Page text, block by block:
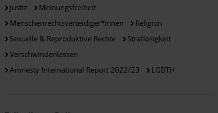
Justiz
Meinungsfreiheit
Menschenrechtsverteidiger*innen
Religion
Sexuelle & Reproduktive Rechte
Straflosigkeit
Verschwindenlassen
Amnesty International Report 2022/23
LGBTI+